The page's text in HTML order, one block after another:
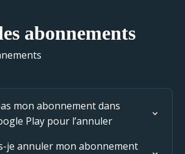
abonnements
mon abonnement dans
Play pour l’annuler
je annuler mon abonnement